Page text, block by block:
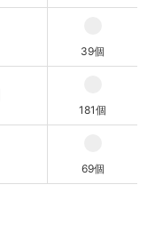
39個
181個
69個